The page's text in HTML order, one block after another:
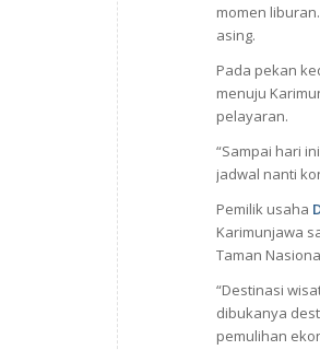
momen
asing.
Pada pekan
menuju
pelayaran.
“Sampai hari
jadwal nanti
Pemilik usaha
Karimunjawa
Taman
“Destinasi
dibukanya
pemulihan